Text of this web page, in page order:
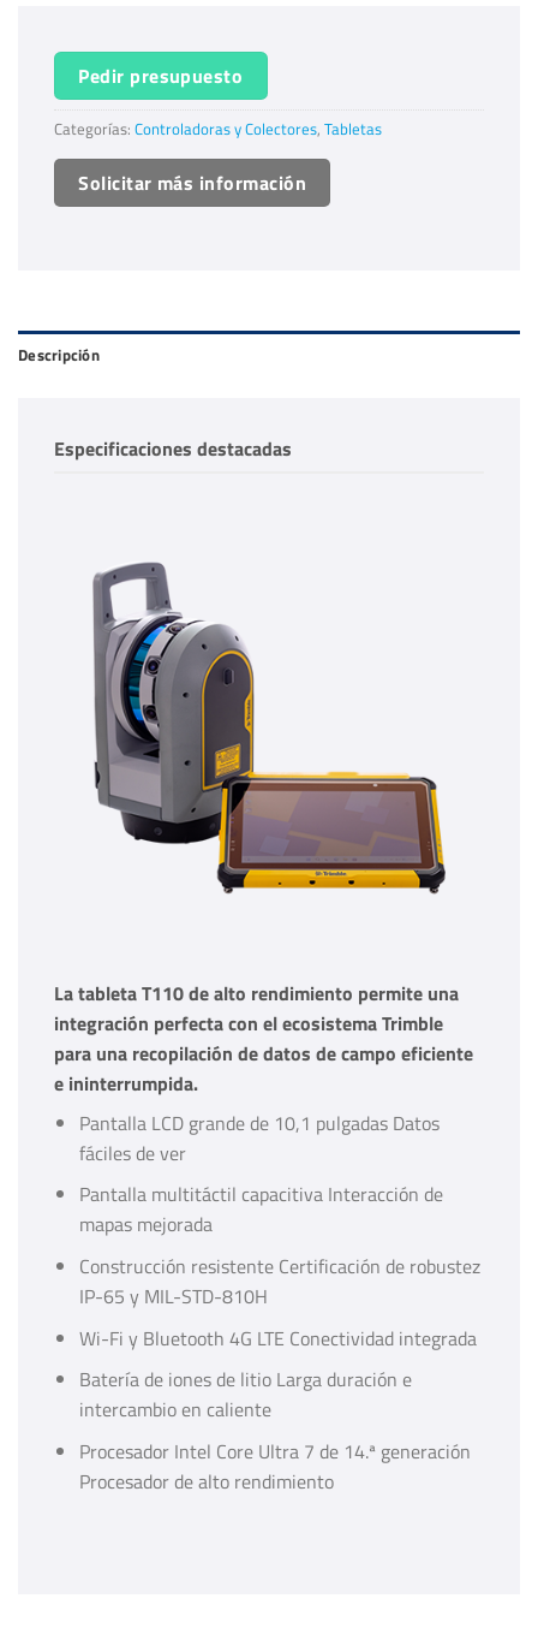
Pedir presupuesto
Categorías: Controladoras y Colectores, Tabletas
Solicitar más información
Descripción
Especificaciones destacadas
La tableta T110 de alto rendimiento permite una
integración perfecta con el ecosistema Trimble
para una recopilación de datos de campo eficiente
e ininterrumpida.
Pantalla LCD grande de 10,1 pulgadas Datos
fáciles de ver
Pantalla multitáctil capacitiva Interacción de
mapas mejorada
Construcción resistente Certificación de robustez
IP-65 y MIL-STD-810H
Wi-Fi y Bluetooth 4G LTE Conectividad integrada
Batería de iones de litio Larga duración e
intercambio en caliente
Procesador Intel Core Ultra 7 de 14.ª generación
Procesador de alto rendimiento